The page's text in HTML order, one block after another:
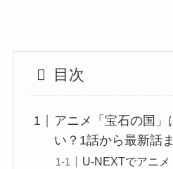
目次
アニメ「宝石の国」
い？1話から最新話
U-NEXTでアニ